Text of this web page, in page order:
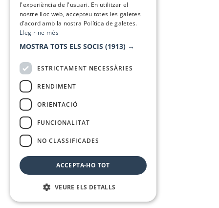
l'experiència de l'usuari. En utilitzar el
nostre lloc web, accepteu totes les galetes
d’acord amb la nostra Política de galetes.
Llegir-ne més
MOSTRA TOTS ELS SOCIS (1913) →
ESTRICTAMENT NECESSÀRIES
RENDIMENT
ORIENTACIÓ
FUNCIONALITAT
NO CLASSIFICADES
ACCEPTA-HO TOT
VEURE ELS DETALLS